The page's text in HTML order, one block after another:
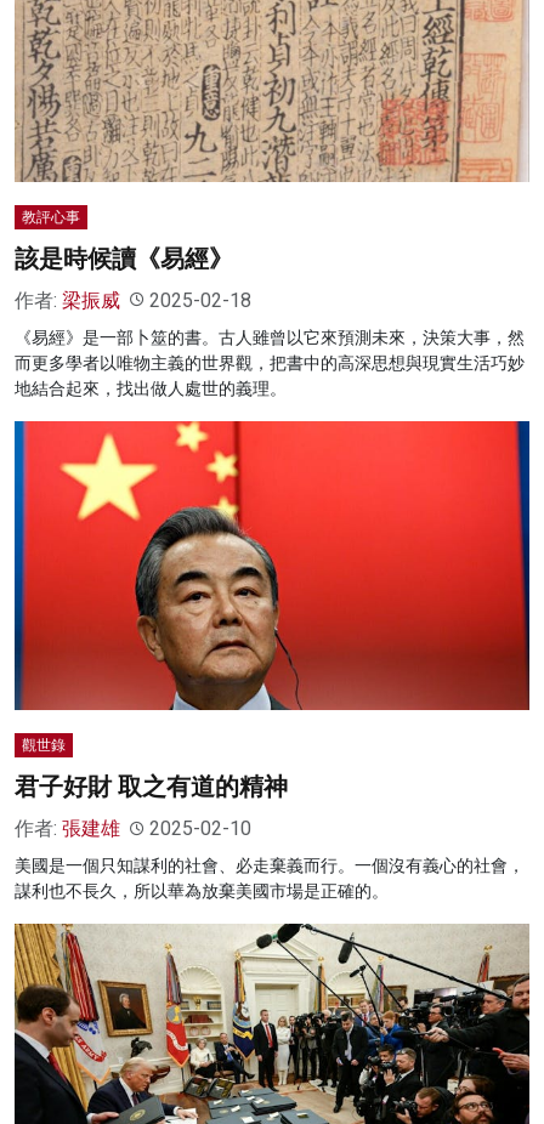
教評心事
該是時候讀《易經》
作者: 梁振威 2025-02-18
《易經》是一部卜筮的書。古人雖曾以它來預測未來，決策大事，然
而更多學者以唯物主義的世界觀，把書中的高深思想與現實生活巧妙
地結合起來，找出做人處世的義理。
觀世錄
君子好財 取之有道的精神
作者: 張建雄 2025-02-10
美國是一個只知謀利的社會、必走棄義而行。一個沒有義心的社會，
謀利也不長久，所以華為放棄美國市場是正確的。